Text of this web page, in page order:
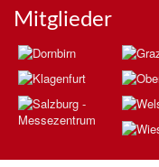
Mitglieder